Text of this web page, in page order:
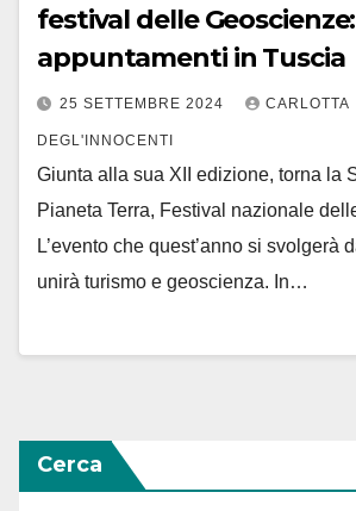
festival delle
appuntamenti in Tuscia
25 SETTEMBRE 2024 CARLOTTA
DEGL'INNOCENTI
Giunta alla sua XII edizione, torna la
Pianeta Terra, Festival nazionale
L’evento che quest’anno si svolgerà
unirà turismo e geoscienza. In…
Cerca